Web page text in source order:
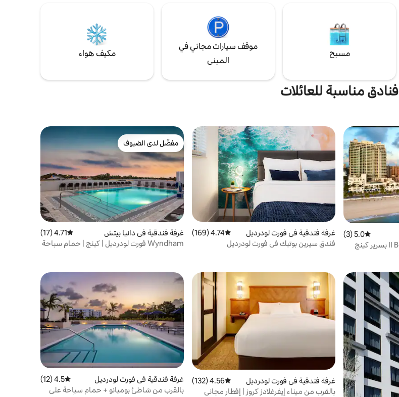
طراز المنتجع. سيكون لديك كل ما تحتاجه على
عتبة بابك.
مسبح
موقف سيارات مجاني في
المبنى
مكيف هواء
فنادق مناسبة للعائلات
متوسط التقييم 5.0 من 5، 3 مراجعات
5.0 (3)
استوديو II BeachPlace Towers بسرير كينج
غرفة فندقية في فورت لودرديل متوسط التقييم 4.74 من 5، 169 مراجعات
4.74 (169)
فندق سيرين بوتيك في فورت لودرديل
مفضّل لدى الضيوف
مفضّل لدى الضيوف
غرفة فندقية في دانيا بيتش متوسط التقييم 4.71 من 5، 17 مراجعات
4.71 (17)
Wyndham فورت لودرديل | كينج | حمام سباحة
غرفة فندقية في فورت لودرديل متوسط التقييم 4.56 من 5، 132 مراجعات
4.56 (132)
بالقرب من ميناء إيفرغلادز كروز | إفطار مجاني
غرفة فندقية في فورت لودرديل متوسط التقييم 4.5 من 5، 12 مراجعات
4.5 (12)
بالقرب من شاطئ بومبانو + حمام سباحة على